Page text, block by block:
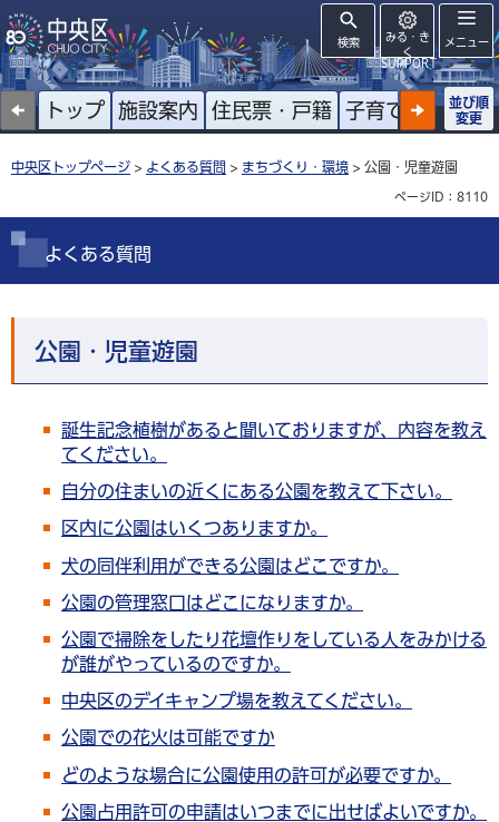
検索
みる・き
く
SUPPORT
メニュー
トップ 施設案内 住民票・戸籍 子育て 高齢者
並び順
変更
中央区トップページ > よくある質問 > まちづくり・環境 > 公園・児童遊園
ページID：8110
よくある質問
公園・児童遊園
誕生記念植樹があると聞いておりますが、内容を教え
てください。
自分の住まいの近くにある公園を教えて下さい。
区内に公園はいくつありますか。
犬の同伴利用ができる公園はどこですか。
公園の管理窓口はどこになりますか。
公園で掃除をしたり花壇作りをしている人をみかける
が誰がやっているのですか。
中央区のデイキャンプ場を教えてください。
公園での花火は可能ですか
どのような場合に公園使用の許可が必要ですか。
公園占用許可の申請はいつまでに出せばよいですか。